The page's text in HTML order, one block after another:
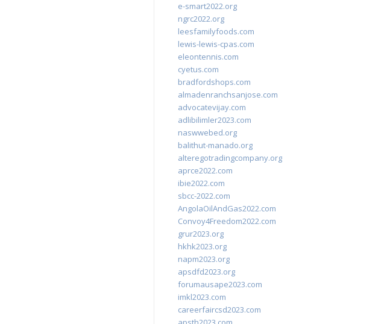
e-smart2022.org
ngrc2022.org
leesfamilyfoods.com
lewis-lewis-cpas.com
eleontennis.com
cyetus.com
bradfordshops.com
almadenranchsanjose.com
advocatevijay.com
adlibilimler2023.com
naswwebed.org
balithut-manado.org
alteregotradingcompany.org
aprce2022.com
ibie2022.com
sbcc-2022.com
AngolaOilAndGas2022.com
Convoy4Freedom2022.com
grur2023.org
hkhk2023.org
napm2023.org
apsdfd2023.org
forumausape2023.com
imkl2023.com
careerfaircsd2023.com